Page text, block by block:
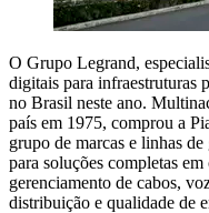
O Grupo Legrand,
digitais para infraestruturas
no Brasil neste ano.
país em 1975, comprou a
grupo de marcas e linhas
para soluções completas
gerenciamento de cabos,
distribuição e qualidade de